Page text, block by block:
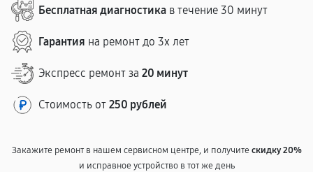
Бесплатная диагностика в течение 30 минут
Гарантия на ремонт до 3х лет
Экспресс ремонт за 20 минут
Стоимость от 250 рублей
Закажите ремонт в нашем сервисном центре, и получитескидку 20%
и исправное устройство в тот же день